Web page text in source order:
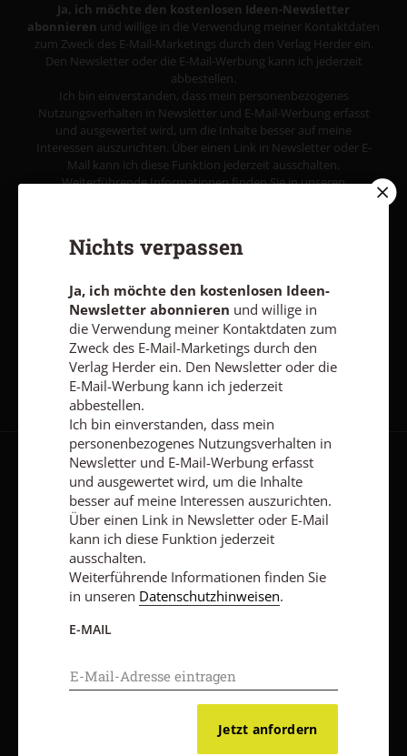
Ja, ich möchte den kostenlosen Ideen-Newsletter
abonnieren und willige in die Verwendung meiner Kontaktdaten
zum Zweck des E-Mail-Marketings durch den Verlag Herder ein.
Den Newsletter oder die E-Mail-Werbung kann ich jederzeit
abbestellen.
Ich bin einverstanden, dass mein personenbezogenes
Nutzungsverhalten in Newsletter und E-Mail-Werbung erfasst
und ausgewertet wird, um die Inhalte besser auf meine
Interessen auszurichten. Über einen Link in Newsletter oder E-
Mail kann ich diese Funktion jederzeit ausschalten.
Weiterführende Informationen finden Sie in unseren
Jetzt anmelden
AGB und Widerrufsbelehrung Datenschutz Barrierefreiheit
Impressum
Vertrag widerrufen
Nichts verpassen
Ja, ich möchte den kostenlosen Ideen-
Newsletter abonnieren und willige in
die Verwendung meiner Kontaktdaten zum
Zweck des E-Mail-Marketings durch den
Verlag Herder ein. Den Newsletter oder die
E-Mail-Werbung kann ich jederzeit
abbestellen.
Ich bin einverstanden, dass mein
personenbezogenes Nutzungsverhalten in
Newsletter und E-Mail-Werbung erfasst
und ausgewertet wird, um die Inhalte
besser auf meine Interessen auszurichten.
Über einen Link in Newsletter oder E-Mail
kann ich diese Funktion jederzeit
ausschalten.
Weiterführende Informationen finden Sie
in unseren Datenschutzhinweisen.
E-MAIL
Jetzt anfordern